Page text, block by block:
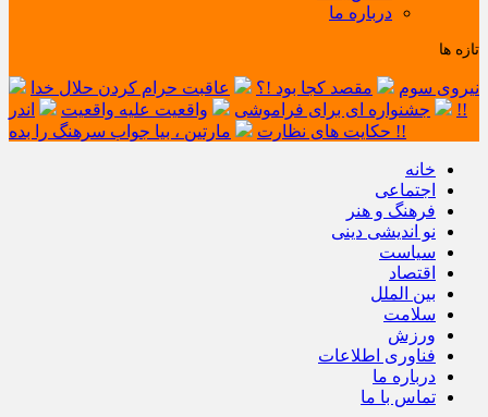
درباره ما
تازه ها
نیروی سوم مقصد کجا بود !؟
عاقبت حرام کردن حلال خدا
!!
جشنواره ای برای فراموشی واقعیت علیه واقعیت
اندر
حکایت های نظارت مارتین ، بیا جواب سرهنگ را بده !!
خانه
اجتماعی
فرهنگ و هنر
نو اندیشی دینی
سیاست
اقتصاد
بین الملل
سلامت
ورزش
فناوری اطلاعات
درباره ما
تماس با ما